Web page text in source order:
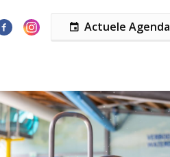
Actuele Agenda